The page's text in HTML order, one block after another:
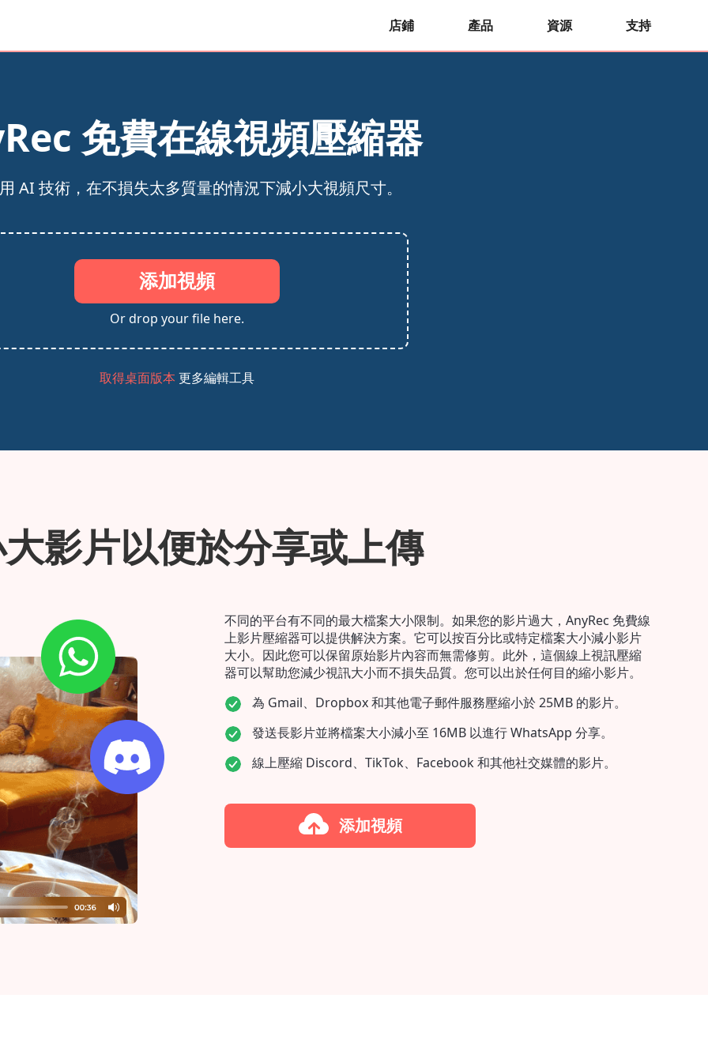
店鋪 產品 資源 支持
免費在線視頻壓縮器
AI 技術，在不損失太多質量的情況下減小大視頻尺寸。
添加視頻
Or drop your file here.
取得桌面版本 更多編輯工具
影片以便於分享或上傳
不同的平台有不同的最大檔案大小限制。如果您的影片過大，AnyRec 免費線
上影片壓縮器可以提供解決方案。它可以按百分比或特定檔案大小減小影片
大小。因此您可以保留原始影片內容而無需修剪。此外，這個線上視訊壓縮
器可以幫助您減少視訊大小而不損失品質。您可以出於任何目的縮小影片。
為 Gmail、Dropbox 和其他電子郵件服務壓縮小於 25MB 的影片。
發送長影片並將檔案大小減小至 16MB 以進行 WhatsApp 分享。
線上壓縮 Discord、TikTok、Facebook 和其他社交媒體的影片。
添加視頻